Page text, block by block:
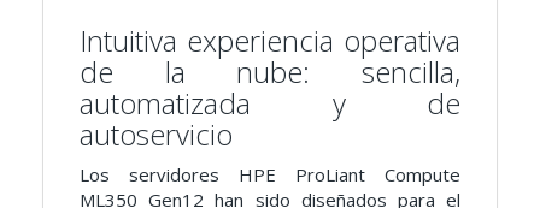
Intuitiva experiencia operativa
de la nube: sencilla,
automatizada y de
autoservicio
Los servidores HPE ProLiant Compute
ML350 Gen12 han sido diseñados para el